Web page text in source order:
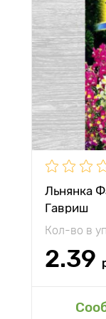
Льнянка
Гавриш
Кол-во в
2.39
Высота
Растояние
растениями